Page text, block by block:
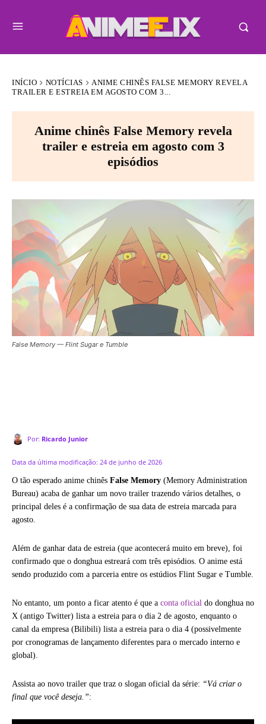
INÍCIO NOTÍCIAS
ANIME CHINÊS FALSE MEMORY REVELA
TRAILER E ESTREIA EM AGOSTO COM 3...
Anime chinês False Memory revela
trailer e estreia em agosto com 3
episódios
False Memory — Flint Sugar e Tumble
Por: Ricardo Junior
Data da última modificação: 24 de junho de 2026
O tão esperado anime chinês False Memory (Memory Administration
Bureau) acaba de ganhar um novo trailer trazendo vários detalhes, o
principal deles é a confirmação de sua data de estreia marcada para
agosto.
Além de ganhar data de estreia (que acontecerá muito em breve), foi
confirmado que o donghua estreará com três episódios. O anime está
sendo produzido com a parceria entre os estúdios Flint Sugar e Tumble.
No entanto, um ponto a ficar atento é que a conta oficial do donghua no
X (antigo Twitter) lista a estreia para o dia 2 de agosto, enquanto o
canal da empresa (Bilibili) lista a estreia para o dia 4 (possivelmente
por cronogramas de lançamento diferentes para o mercado interno e
global).
Assista ao novo trailer que traz o slogan oficial da série: “Vá criar o
final que você deseja.”: